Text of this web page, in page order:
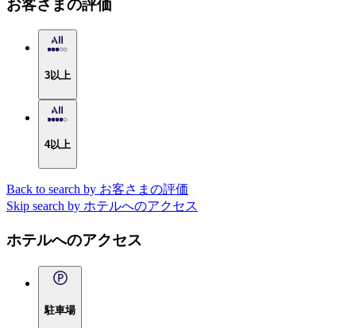
お客さまの評価
3以上
4以上
Back to search by お客さまの評価
Skip search by ホテルへのアクセス
ホテルへのアクセス
駐車場